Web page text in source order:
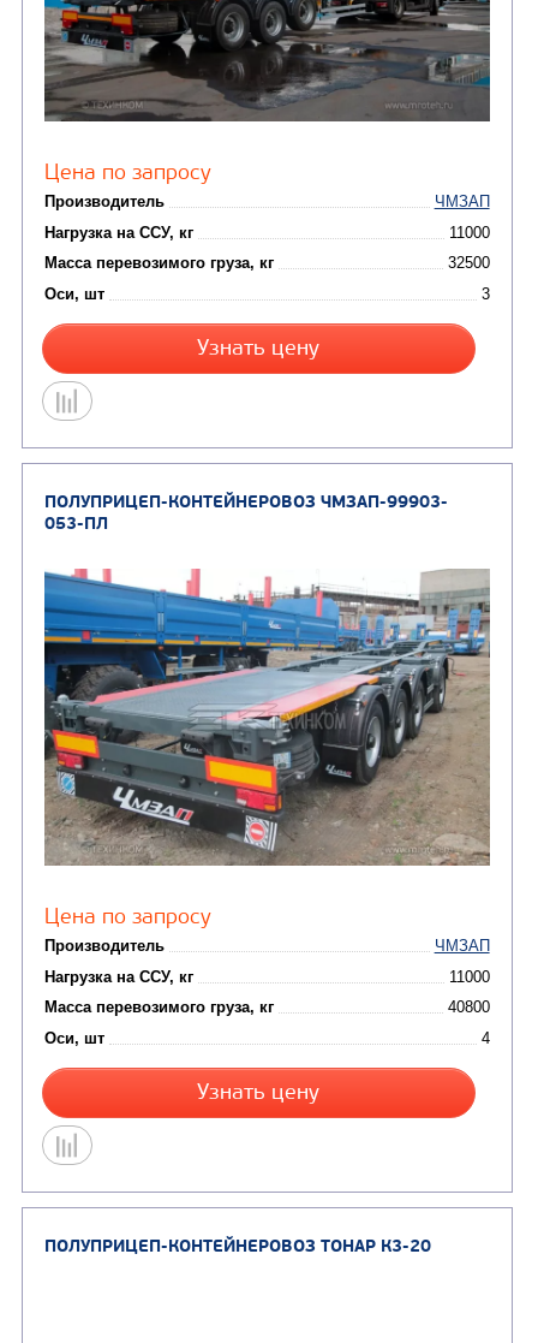
Цена по запросу
Производитель
Нагрузка на ССУ, кг
Масса перевозимого груза, кг
Оси, шт
Узнать цену
ПОЛУПРИЦЕП-КОНТЕЙНЕРОВОЗ ЧМЗАП-
053-ПЛ